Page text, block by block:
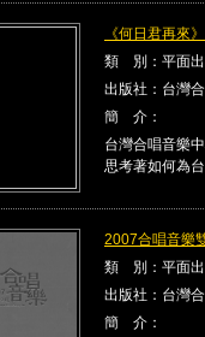
《何日君再來
類 別：平面
出版社：台灣
簡 介：
台灣合唱音樂
思考著如何為
2007合唱音樂
類 別：平面
出版社：台灣
簡 介：